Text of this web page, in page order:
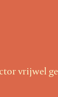
vrijwel